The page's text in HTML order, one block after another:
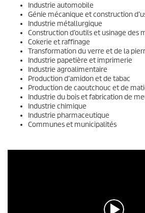
Industrie automobile
Génie mécanique et construction
Industrie métallurgique
Construction d’outils et usinage des
Cokerie et raffinage
Transformation du verre et de la
Industrie papetière et imprimerie
Industrie agroalimentaire
Production d’amidon et de tabac
Production de caoutchouc et de
Industrie du bois et fabrication de
Industrie chimique
Industrie pharmaceutique
Communes et municipalités